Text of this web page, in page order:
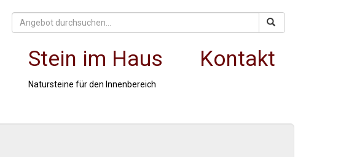
Stein im Haus
Natursteine für den Innenbereich
Kontakt